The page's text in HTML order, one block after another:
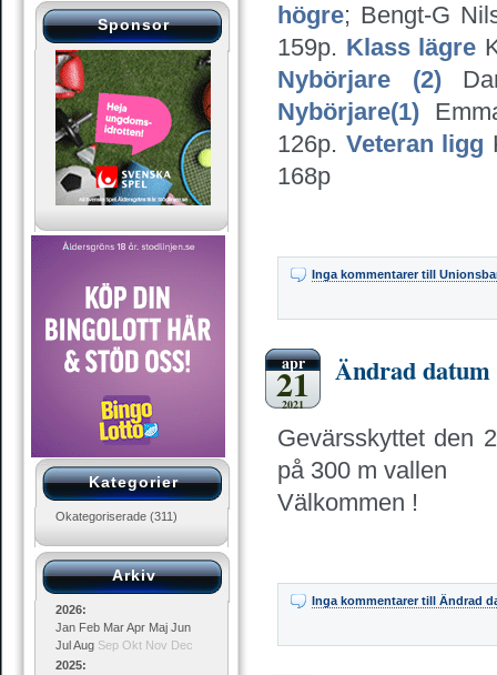
Sponsor
Kategorier
Okategoriserade (311)
Arkiv
2026:
Jan Feb MarApr Maj Jun
JulAug Sep Okt Nov Dec
2025:
högre; Bengt-G
159p. Klass lägre
Nybörjare (2)
Nybörjare(1)
126p. Veteran ligg
168p
Inga kommentarertill
apr
21
2021
Ändrad datum
Gevärsskyttet den
på 300 m vallen
Välkommen !
Inga kommentarertill Ändrad